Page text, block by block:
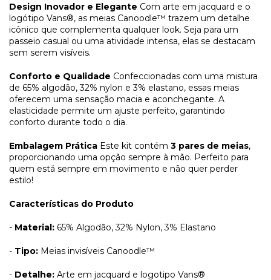
Design Inovador e Elegante Com arte em jacquard e o
logótipo Vans®, as meias Canoodle™ trazem um detalhe
icônico que complementa qualquer look. Seja para um
passeio casual ou uma atividade intensa, elas se destacam
sem serem visíveis.
Conforto e Qualidade Confeccionadas com uma mistura
de 65% algodão, 32% nylon e 3% elastano, essas meias
oferecem uma sensação macia e aconchegante. A
elasticidade permite um ajuste perfeito, garantindo
conforto durante todo o dia.
Embalagem Prática Este kit contém 3 pares de meias,
proporcionando uma opção sempre à mão. Perfeito para
quem está sempre em movimento e não quer perder
estilo!
Características do Produto
- Material: 65% Algodão, 32% Nylon, 3% Elastano
- Tipo: Meias invisíveis Canoodle™
- Detalhe: Arte em jacquard e logotipo Vans®